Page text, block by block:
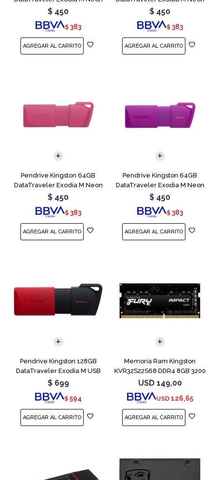
Blue
$ 450
$ 383
Green
$ 450
$ 383
Pendrive Kingston 64GB
DataTraveler Exodia M Neon
Pink
$ 450
$ 383
Pendrive Kingston 64GB
DataTraveler Exodia M Neon
Purple
$ 450
$ 383
Pendrive Kingston 128GB
DataTraveler Exodia M USB
3.2
$ 699
$ 594
Memoria Ram Kingston
KVR32S22S68 DDR4 8GB 3200
MHz Sodimm
USD 149,00
USD 126,65